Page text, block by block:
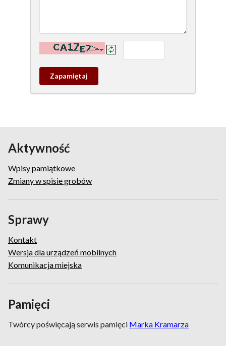
Kontrola - wprowadź tekst z obrazka:
Zapamietaj
wpis
Aktywność
Wpisy pamiątkowe
Zmiany w spisie grobów
Sprawy
Kontakt
Wersja dla urządzeń mobilnych
Komunikacja miejska
Pamięci
Twórcy poświęcają serwis pamięci Marka Kramarza